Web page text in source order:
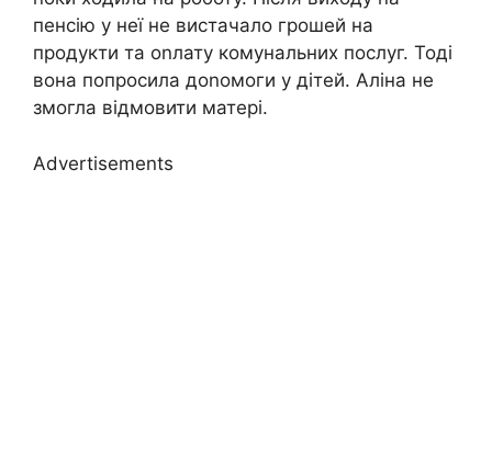
пенсію у неї не вистачало грошей на
продукти та оnлату комунальних послуг. Тоді
вона попросила доnомоги у дітей. Аліна не
змогла відмовити матері.
Advertisements